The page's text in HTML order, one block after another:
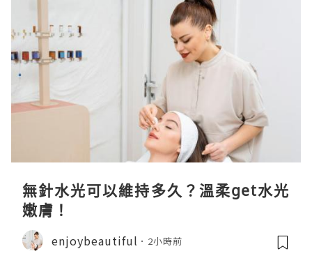
無針水光可以維持多久？溫柔get水光
嫩膚！
enjoybeautiful 2小時前